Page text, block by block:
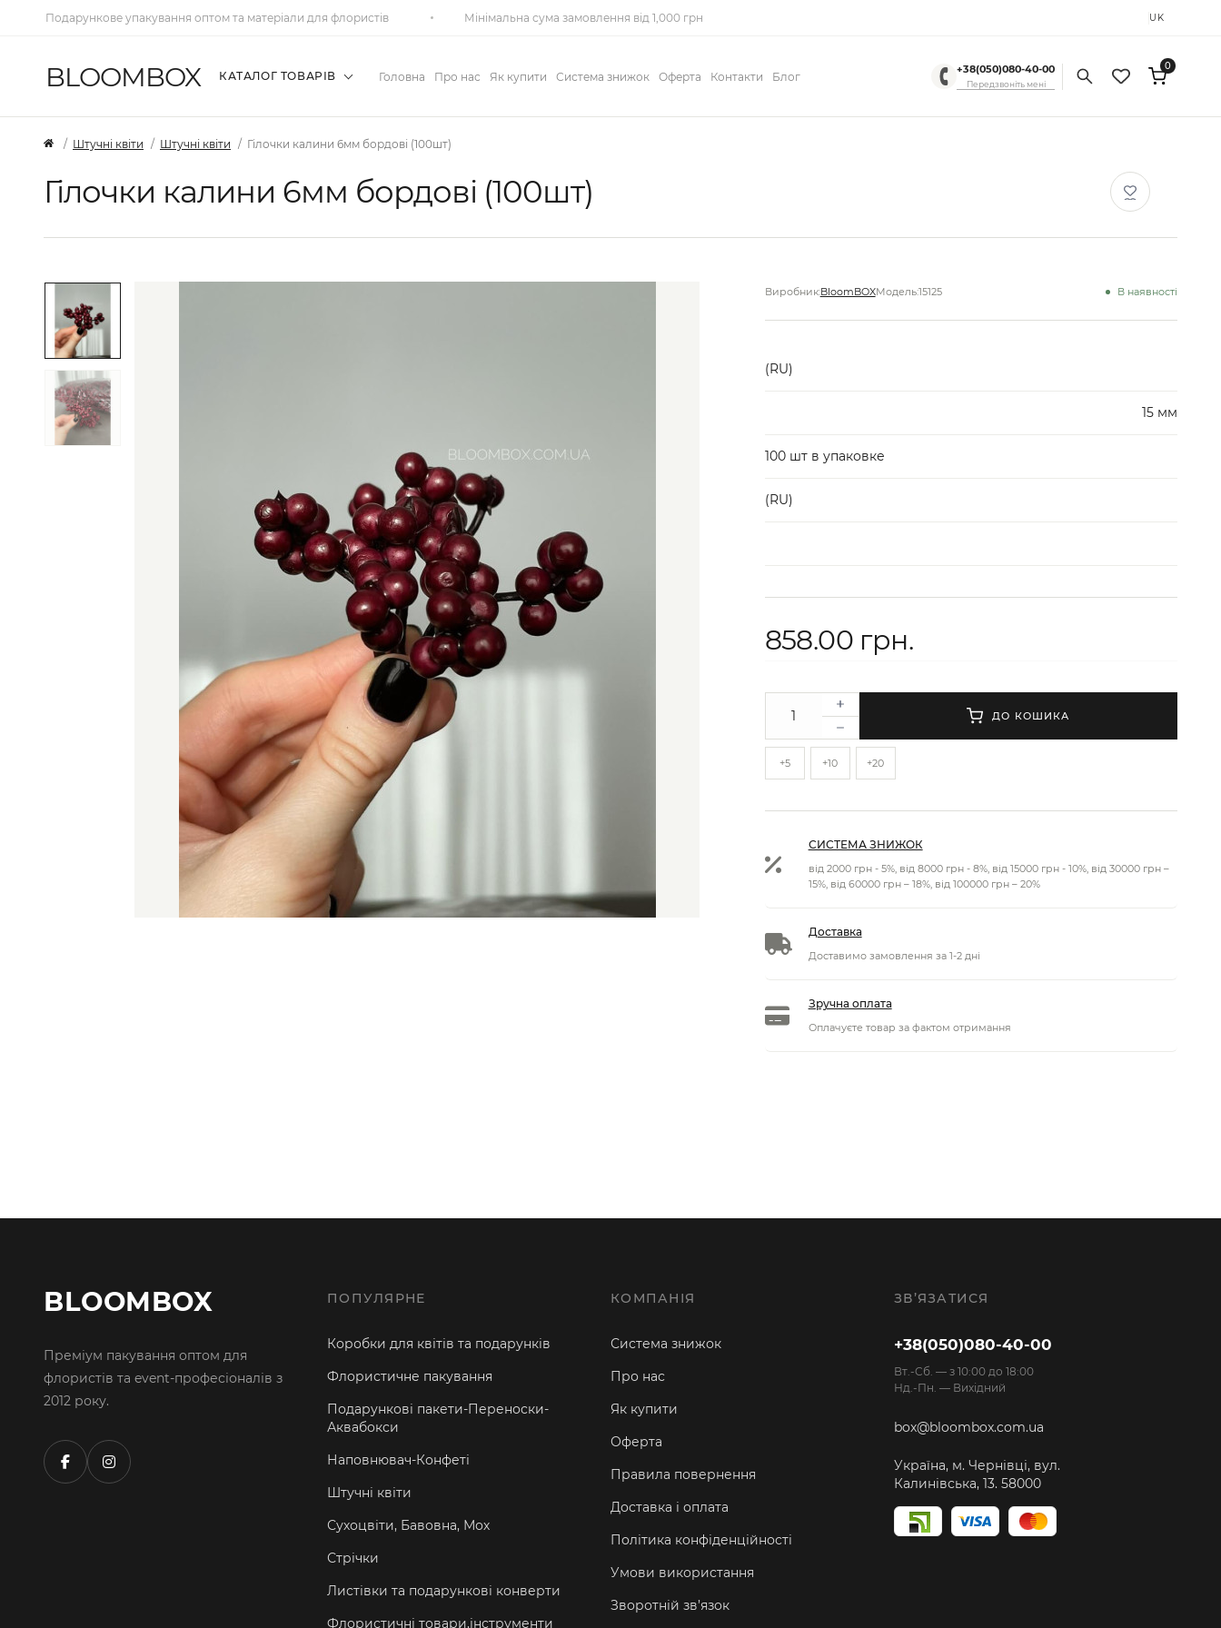
Подарункове упакування оптом та матеріали для флористів Мінімальна сума замовлення від 1,000 грн UK
BLOOMBOX КАТАЛОГ ТОВАРІВ Головна Про нас Як купити Система знижок Оферта Контакти Блог
+38(050)080-40-00
Передзвоніть мені
0
Штучні квіти Штучні квіти Гілочки калини 6мм бордові (100шт)
Гілочки калини 6мм бордові (100шт)
Виробник:BloomBOXМодель:15125 В наявності
(RU)
15 мм
100 шт в упаковке
(RU)
858.00 грн.
+5 +10 +20
ДО КОШИКА
СИСТЕМА ЗНИЖОК
від 2000 грн - 5%, від 8000 грн - 8%, від 15000 грн - 10%, від 30000 грн –
15%, від 60000 грн – 18%, від 100000 грн – 20%
Доставка
Доставимо замовлення за 1-2 дні
Зручна оплата
Оплачуєте товар за фактом отримання
BLOOMBOX
Преміум пакування оптом для
флористів та event-професіоналів з
2012 року.
ПОПУЛЯРНЕ
Коробки для квітів та подарунків
Флористичне пакування
Подарункові пакети-Переноски-
Аквабокси
Наповнювач-Конфеті
Штучні квіти
Сухоцвіти, Бавовна, Мох
Стрічки
Листівки та подарункові конверти
Флористичні товари,інструменти
КОМПАНІЯ
Система знижок
Про нас
Як купити
Оферта
Правила повернення
Доставка і оплата
Політика конфіденційності
Умови використання
Зворотній зв’язок
ЗВ’ЯЗАТИСЯ
+38(050)080-40-00
Вт.-Cб. — з 10:00 до 18:00
Нд.-Пн. — Вихідний
box@bloombox.com.ua
Україна, м. Чернівці, вул.
Калинівська, 13. 58000